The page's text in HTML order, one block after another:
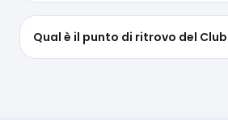
Qual è il punto di ritrovo del